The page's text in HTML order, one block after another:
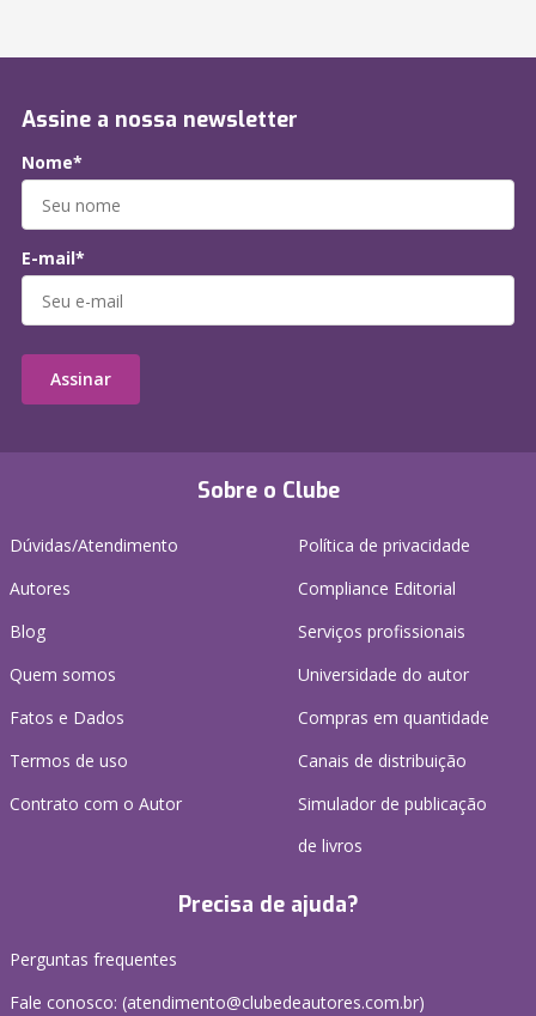
Sobre o Clube
Dúvidas/Atendimento
Autores
Blog
Quem somos
Fatos e Dados
Termos de uso
Contrato com o Autor
Política de privacidade
Compliance Editorial
Serviços profissionais
Universidade do autor
Compras em quantidade
Canais de distribuição
Simulador de publicação
de livros
Precisa de ajuda?
Perguntas frequentes
Fale conosco: (atendimento@clubedeautores.com.br)
Assine a nossa newsletter
Nome*
E-mail*
Assinar